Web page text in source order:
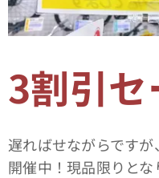
3割引セ
遅ればせながらです
開催中！現品限りと